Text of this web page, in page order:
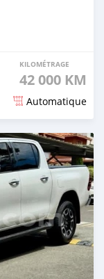
KILOMÉTRAGE
42 000 KM
Automatique